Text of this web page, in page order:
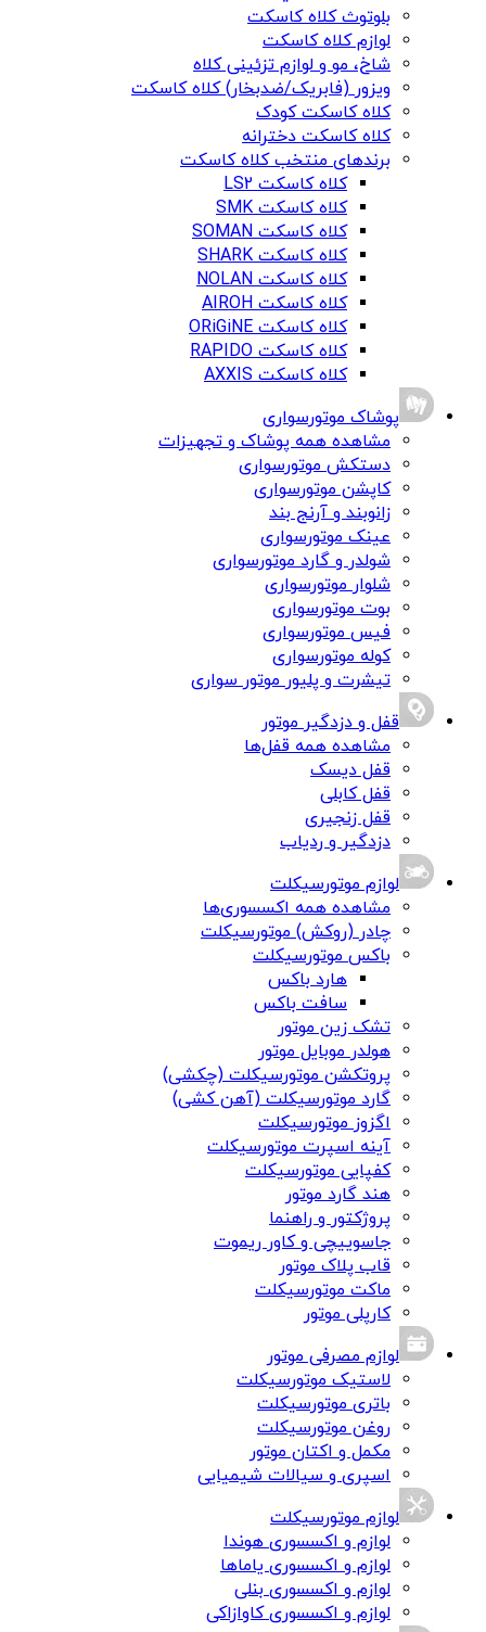
بلوتوث کلاه کاسکت
لوازم کلاه کاسکت
شاخ، مو و لوازم تزئینی کلاه
ویزور (فابریک/ضدبخار) کلاه کاسکت
کلاه کاسکت کودک
کلاه کاسکت دخترانه
برندهای منتخب کلاه کاسکت
کلاه کاسکت LS2
کلاه کاسکت SMK
کلاه کاسکت SOMAN
کلاه کاسکت SHARK
کلاه کاسکت NOLAN
کلاه کاسکت AIROH
کلاه کاسکت ORiGiNE
کلاه کاسکت RAPIDO
کلاه کاسکت AXXIS
پوشاک موتورسواری
مشاهده همه پوشاک و تجهیزات
دستکش موتورسواری
کاپشن موتورسواری
زانوبند و آرنج بند
عینک موتورسواری
شولدر و گارد موتورسواری
شلوار موتورسواری
بوت موتورسواری
فیس موتورسواری
کوله موتورسواری
تیشرت و پلیور موتور سواری
قفل و دزدگیر موتور
مشاهده همه قفل‌ها
قفل دیسک
قفل کابلی
قفل زنجیری
دزدگیر و ردیاب
لوازم موتورسیکلت
مشاهده همه اکسسوری‌ها
چادر (روکش) موتورسیکلت
باکس موتورسیکلت
هارد باکس
سافت باکس
تشک زین موتور
هولدر موبایل موتور
پروتکشن موتورسیکلت (چکشی)
گارد موتورسیکلت (آهن کشی)
اگزوز موتورسیکلت
آینه اسپرت موتورسیکلت
کفپایی موتورسیکلت
هند گارد موتور
پروژکتور و راهنما
جاسوییچی و کاور ریموت
قاب پلاک موتور
ماکت موتورسیکلت
کارپلی موتور
لوازم مصرفی موتور
لاستیک موتورسیکلت
باتری موتورسیکلت
روغن موتورسیکلت
مکمل و اکتان موتور
اسپری و سیالات شیمیایی
لوازم موتورسیکلت
لوازم و اکسسوری هوندا
لوازم و اکسسوری یاماها
لوازم و اکسسوری بنلی
لوازم و اکسسوری کاوازاکی